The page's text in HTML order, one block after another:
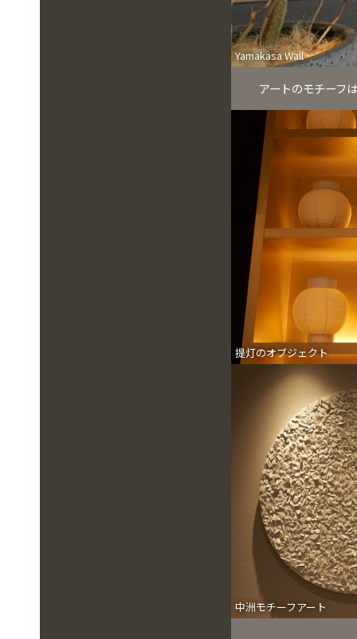
Yamakasa Wall
アートのモチーフ
提灯のオブジェクト
中洲モチーフアート